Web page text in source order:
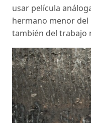
usar película
hermano menor
también del trabajo